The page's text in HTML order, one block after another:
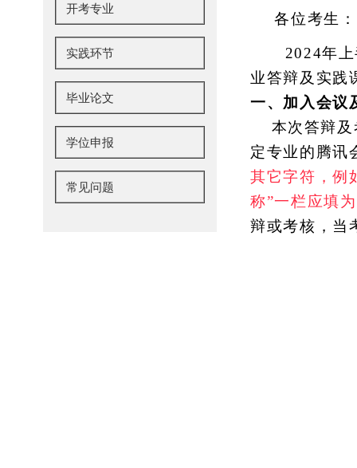
开考专业
实践环节
毕业论文
学位申报
常见问题
各位考生：
2024年
业答辩及实践
一、加入会议
本次答辩
定专业的腾讯
其它字符，例
称”一栏应填
辩或考核，当